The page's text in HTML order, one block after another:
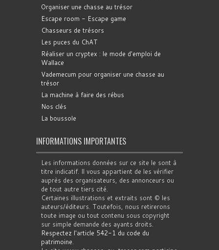
Organiser une chasse au trésor
Escape room - Escape game
Chasseurs de trésors
Les puces du ChAT
Réaliser un cryptex : le mode d'emploi de
Wallace
Vademecum pour organiser une chasse au
trésor
La machine à faire des rébus
Nos clés
La boussole
INFORMATIONS IMPORTANTES
Les informations données sur ce site le sont à
titre indicatif. Il vous appartient de les vérifier
auprès des organisateurs, des annonceurs ou
de tout autre tiers cité.
Certaines illustrations et extraits sont © les
auteurs/éditeurs. Toutefois, nous retirerons
toute image ou tout contenu sous copyright
sur simple demande des ayants droits.
Respectez l'article 542-1 du code du
patrimoine.